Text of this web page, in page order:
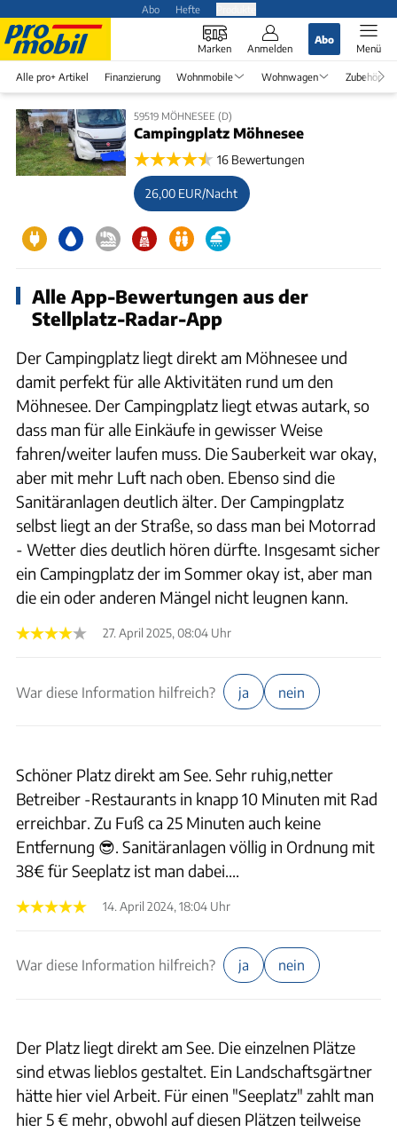
Abo Hefte
Marken Anmelden
Abo
Menü
Alle pro+ Artikel Finanzierung Wohnmobile Wohnwagen Zubehör
59519 MÖHNESEE (D)
Campingplatz Möhnesee
16 Bewertungen
26,00 EUR/Nacht
Alle App-Bewertungen aus der
Stellplatz-Radar-App
Der Campingplatz liegt direkt am Möhnesee und
damit perfekt für alle Aktivitäten rund um den
Möhnesee. Der Campingplatz liegt etwas autark, so
dass man für alle Einkäufe in gewisser Weise
fahren/weiter laufen muss. Die Sauberkeit war okay,
aber mit mehr Luft nach oben. Ebenso sind die
Sanitäranlagen deutlich älter. Der Campingplatz
selbst liegt an der Straße, so dass man bei Motorrad
- Wetter dies deutlich hören dürfte. Insgesamt sicher
ein Campingplatz der im Sommer okay ist, aber man
die ein oder anderen Mängel nicht leugnen kann.
27. April 2025, 08:04 Uhr
War diese Information hilfreich? ja nein
Schöner Platz direkt am See. Sehr ruhig,netter
Betreiber -Restaurants in knapp 10 Minuten mit Rad
erreichbar. Zu Fuß ca 25 Minuten auch keine
Entfernung 😎. Sanitäranlagen völlig in Ordnung mit
38€ für Seeplatz ist man dabei....
14. April 2024, 18:04 Uhr
War diese Information hilfreich? ja nein
Der Platz liegt direkt am See. Die einzelnen Plätze
sind etwas lieblos gestaltet. Ein Landschaftsgärtner
hätte hier viel Arbeit. Für einen "Seeplatz" zahlt man
hier 5 € mehr, obwohl auf diesen Plätzen teilweise